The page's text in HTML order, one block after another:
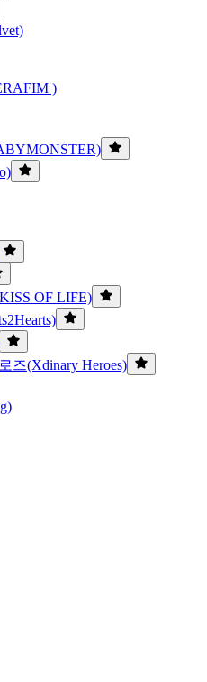
)
OF LIFE)
즈(Xdinary Heroes)